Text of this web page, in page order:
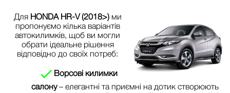
Для HONDA HR-V (2018>)ми
пропонуємо кілька варіантів
автокилимків, щоб ви могли
обрати ідеальне рішення
відповідно до своїх потреб:
Ворсові килимки
салону– елегантні та приємні на дотик створюють